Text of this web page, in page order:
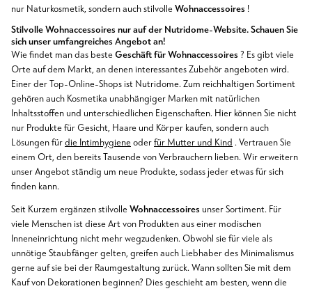
nur Naturkosmetik, sondern auch stilvolle Wohnaccessoires !
StilvolleWohnaccessoires nur auf der Nutridome-Website. Schauen Sie
sich unser umfangreiches Angebot an!
Wie findet man das beste Geschäft für Wohnaccessoires ? Es gibt viele
Orte auf dem Markt, an denen interessantes Zubehör angeboten wird.
Einer der Top-Online-Shops ist Nutridome. Zum reichhaltigen Sortiment
gehören auch Kosmetika unabhängiger Marken mit natürlichen
Inhaltsstoffen und unterschiedlichen Eigenschaften. Hier können Sie nicht
nur Produkte für Gesicht, Haare und Körper kaufen, sondern auch
Lösungen für die Intimhygiene oder für Mutter und Kind . Vertrauen Sie
einem Ort, den bereits Tausende von Verbrauchern lieben. Wir erweitern
unser Angebot ständig um neue Produkte, sodass jeder etwas für sich
finden kann.
Seit Kurzem ergänzen stilvolle Wohnaccessoires unser Sortiment. Für
viele Menschen ist diese Art von Produkten aus einer modischen
Inneneinrichtung nicht mehr wegzudenken. Obwohl sie für viele als
unnötige Staubfänger gelten, greifen auch Liebhaber des Minimalismus
gerne auf sie bei der Raumgestaltung zurück. Wann sollten Sie mit dem
Kauf von Dekorationen beginnen? Dies geschieht am besten, wenn die